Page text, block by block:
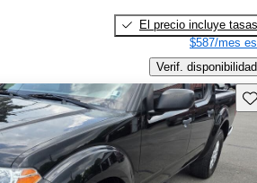
El precio incluye tasas
$587/mes
Verif. disponibilidad